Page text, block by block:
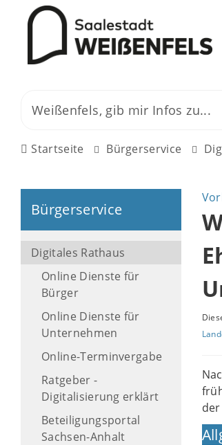
Startseite Bürgerservice
Bürgerservice
Digitales Rathaus
Online Dienste für
Bürger
Online Dienste für
Unternehmen
Online-Terminvergabe
Ratgeber -
Digitalisierung erklärt
Beteiligungsportal
Sachsen-Anhalt